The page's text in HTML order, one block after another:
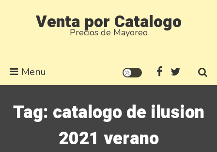
Venta por Catalogo
Precios de Mayoreo
Menu
Tag: catalogo de ilusion
2021 verano